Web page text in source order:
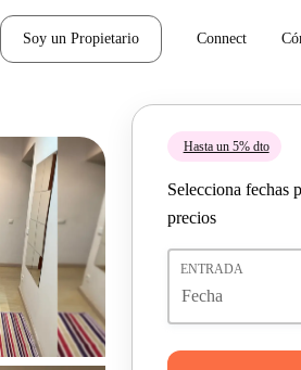
Soy un Propietario Connect
Hasta un 5% dto
Selecciona fechas
precios
ENTRADA